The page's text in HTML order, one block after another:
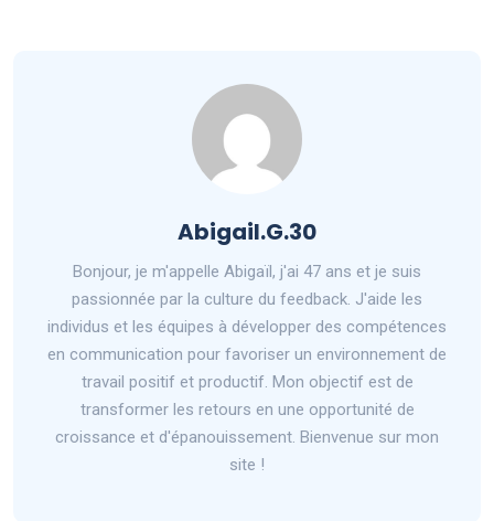
Abigail.G.30
Bonjour, je m'appelle Abigaïl, j'ai 47 ans et je suis
passionnée par la culture du feedback. J'aide les
individus et les équipes à développer des compétences
en communication pour favoriser un environnement de
travail positif et productif. Mon objectif est de
transformer les retours en une opportunité de
croissance et d'épanouissement. Bienvenue sur mon
site !